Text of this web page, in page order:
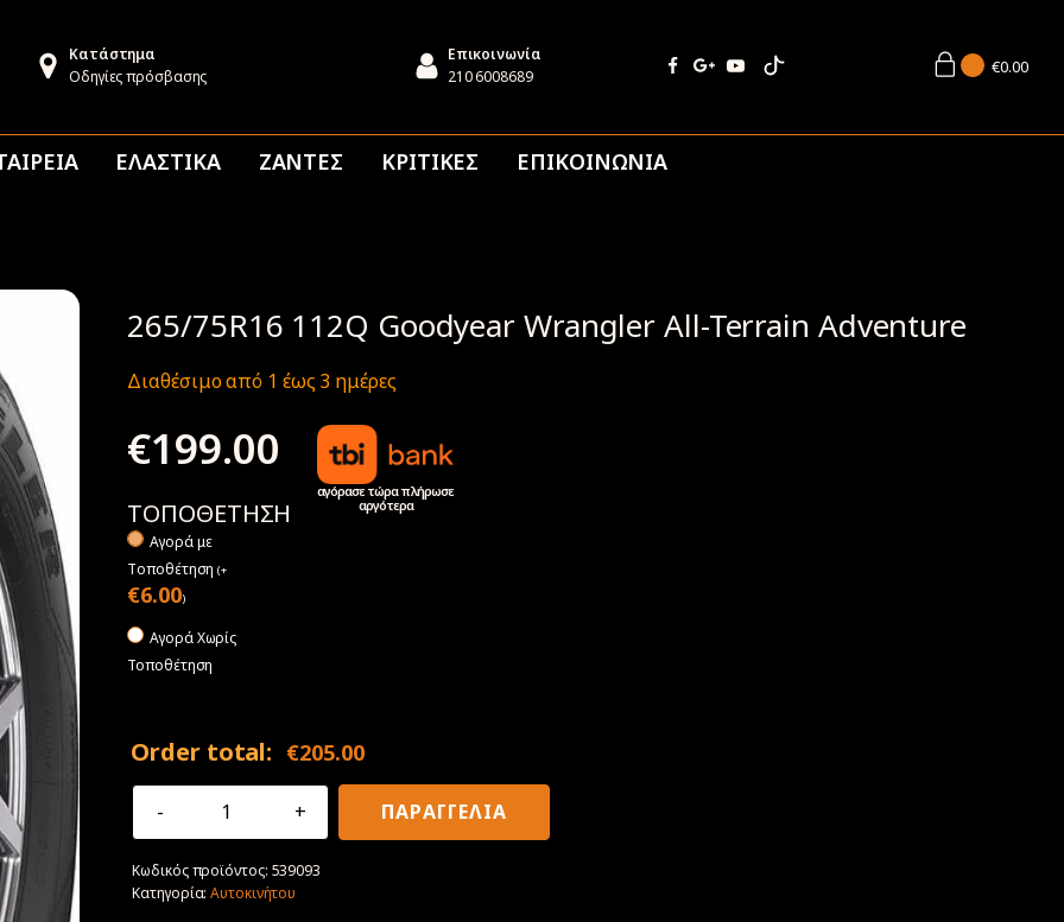
Κατάστημα
Οδηγίες πρόσβασης
Επικοινωνία
210 6008689
€0.00
ΕΛΑΣΤΙΚΑ ΖΑΝΤΕΣ ΚΡΙΤΙΚΕΣ ΕΠΙΚΟΙΝΩΝΙΑ
265/75R16 112Q Goodyear Wrangler All-Terrain Adventure
Διαθέσιμο από 1 έως 3 ημέρες
€199.00
αγόρασε τώρα πλήρωσε
αργότερα
ΤΟΠΟΘΕΤΗΣΗ
Αγορά με
Tοποθέτηση(+
€6.00)
Αγορά Χωρίς
Τοποθέτηση
Order total: €205.00
265/75R16
Wrangler
All-
ΠΑΡΑΓΓΕΛΙΑ
Κωδικός προϊόντος: 539093
Κατηγορία:Αυτοκινήτου